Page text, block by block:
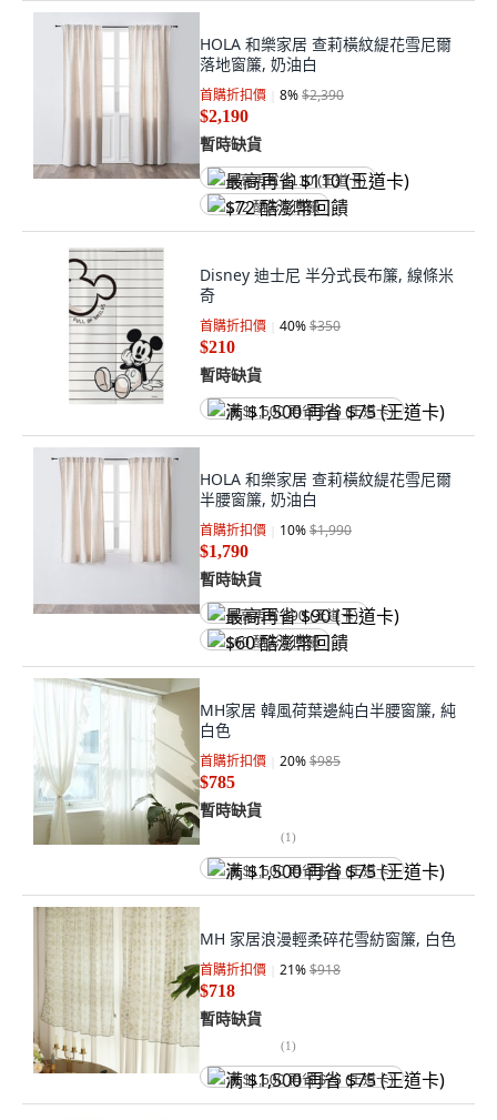
HOLA 和樂家居 查莉橫紋緹花雪尼爾
落地窗簾, 奶油白
首購折扣價 8%$2,390
$2,190
暫時缺貨
最高再省 $110 (王道卡)
$72 酷澎幣回饋
Disney 迪士尼 半分式長布簾, 線條米
奇
首購折扣價 40%$350
$210
暫時缺貨
满 $1,500 再省 $75 (王道卡)
HOLA 和樂家居 查莉橫紋緹花雪尼爾
半腰窗簾, 奶油白
首購折扣價 10%$1,990
$1,790
暫時缺貨
最高再省 $90 (王道卡)
$60 酷澎幣回饋
MH家居 韓風荷葉邊純白半腰窗簾, 純
白色
首購折扣價 20%$985
$785
暫時缺貨
(1)
满 $1,500 再省 $75 (王道卡)
MH 家居浪漫輕柔碎花雪紡窗簾, 白色
首購折扣價 21%$918
$718
暫時缺貨
(1)
满 $1,500 再省 $75 (王道卡)